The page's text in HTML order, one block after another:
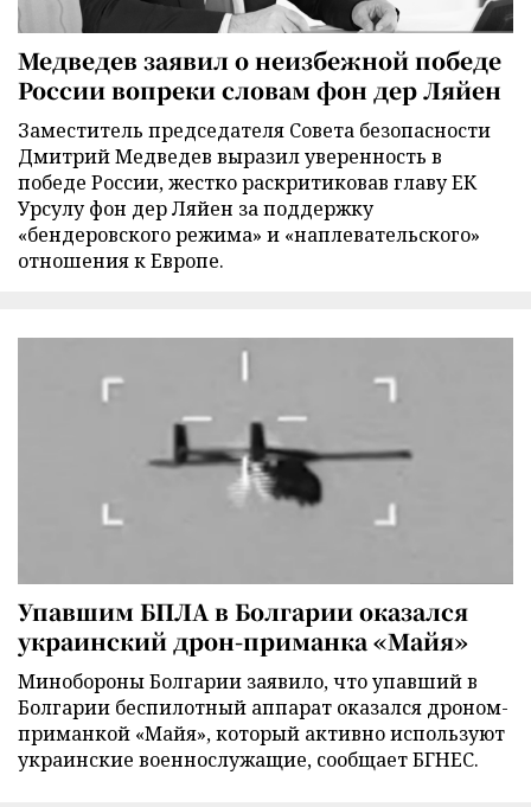
Медведев заявил о неизбежной победе
России вопреки словам фон дер Ляйен
Заместитель председателя Совета безопасности
Дмитрий Медведев выразил уверенность в
победе России, жестко раскритиковав главу ЕК
Урсулу фон дер Ляйен за поддержку
«бендеровского режима» и «наплевательского»
отношения к Европе.
Упавшим БПЛА в Болгарии оказался
украинский дрон-приманка «Майя»
Минобороны Болгарии заявило, что упавший в
Болгарии беспилотный аппарат оказался дроном-
приманкой «Майя», который активно используют
украинские военнослужащие, сообщает БГНЕС.